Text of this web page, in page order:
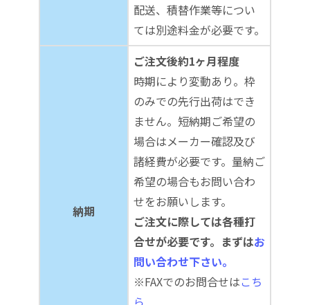
配送、積替作業等につい
ては別途料金が必要です。
納期
ご注文後約1ヶ月程度
時期により変動あり。枠
のみでの先行出荷はでき
ません。短納期ご希望の
場合はメーカー確認及び
諸経費が必要です。量納ご
希望の場合もお問い合わ
せをお願いします。
ご注文に際しては各種打
合せが必要です。まずはお
問い合わせ下さい。
※FAXでのお問合せはこち
ら